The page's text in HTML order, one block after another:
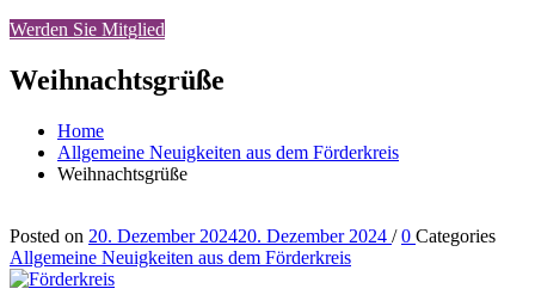
Werden Sie Mitglied
Weihnachtsgrüße
Home
Allgemeine Neuigkeiten aus dem Förderkreis
Weihnachtsgrüße
Posted on 20. Dezember 202420. Dezember 2024 / 0 Categories
Allgemeine Neuigkeiten aus dem Förderkreis